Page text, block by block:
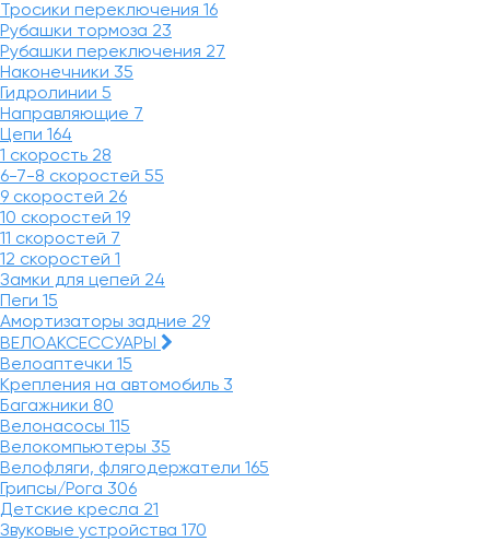
Тросики переключения 16
Рубашки тормоза 23
Рубашки переключения 27
Наконечники 35
Гидролинии 5
Направляющие 7
Цепи 164
1 скорость 28
6-7-8 скоростей 55
9 скоростей 26
10 скоростей 19
11 скоростей 7
12 скоростей 1
Замки для цепей 24
Пеги 15
Амортизаторы задние 29
ВЕЛОАКСЕССУАРЫ
Велоаптечки 15
Крепления на автомобиль 3
Багажники 80
Велонасосы 115
Велокомпьютеры 35
Велофляги, флягодержатели 165
Грипсы/Рога 306
Детские кресла 21
Звуковые устройства 170